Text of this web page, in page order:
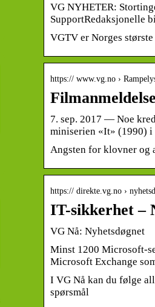
VG NYHETER:
SupportRedaksjonelle
VGTV er Norges
https:// www.vg.no ›
7. sep. 2017 — Noe
miniserien «It» (1990)
Angsten for klovner og
https:// direkte.vg.no ›
IT-sikkerhet –
VG Nå: Nyhetsdøgnet
Minst 1200 Microsoft-
Microsoft Exchange
I VG Nå kan du følge
spørsmål